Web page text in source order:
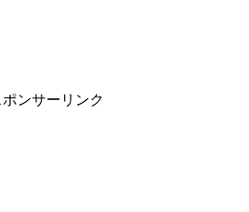
n t
ポンサーリンク